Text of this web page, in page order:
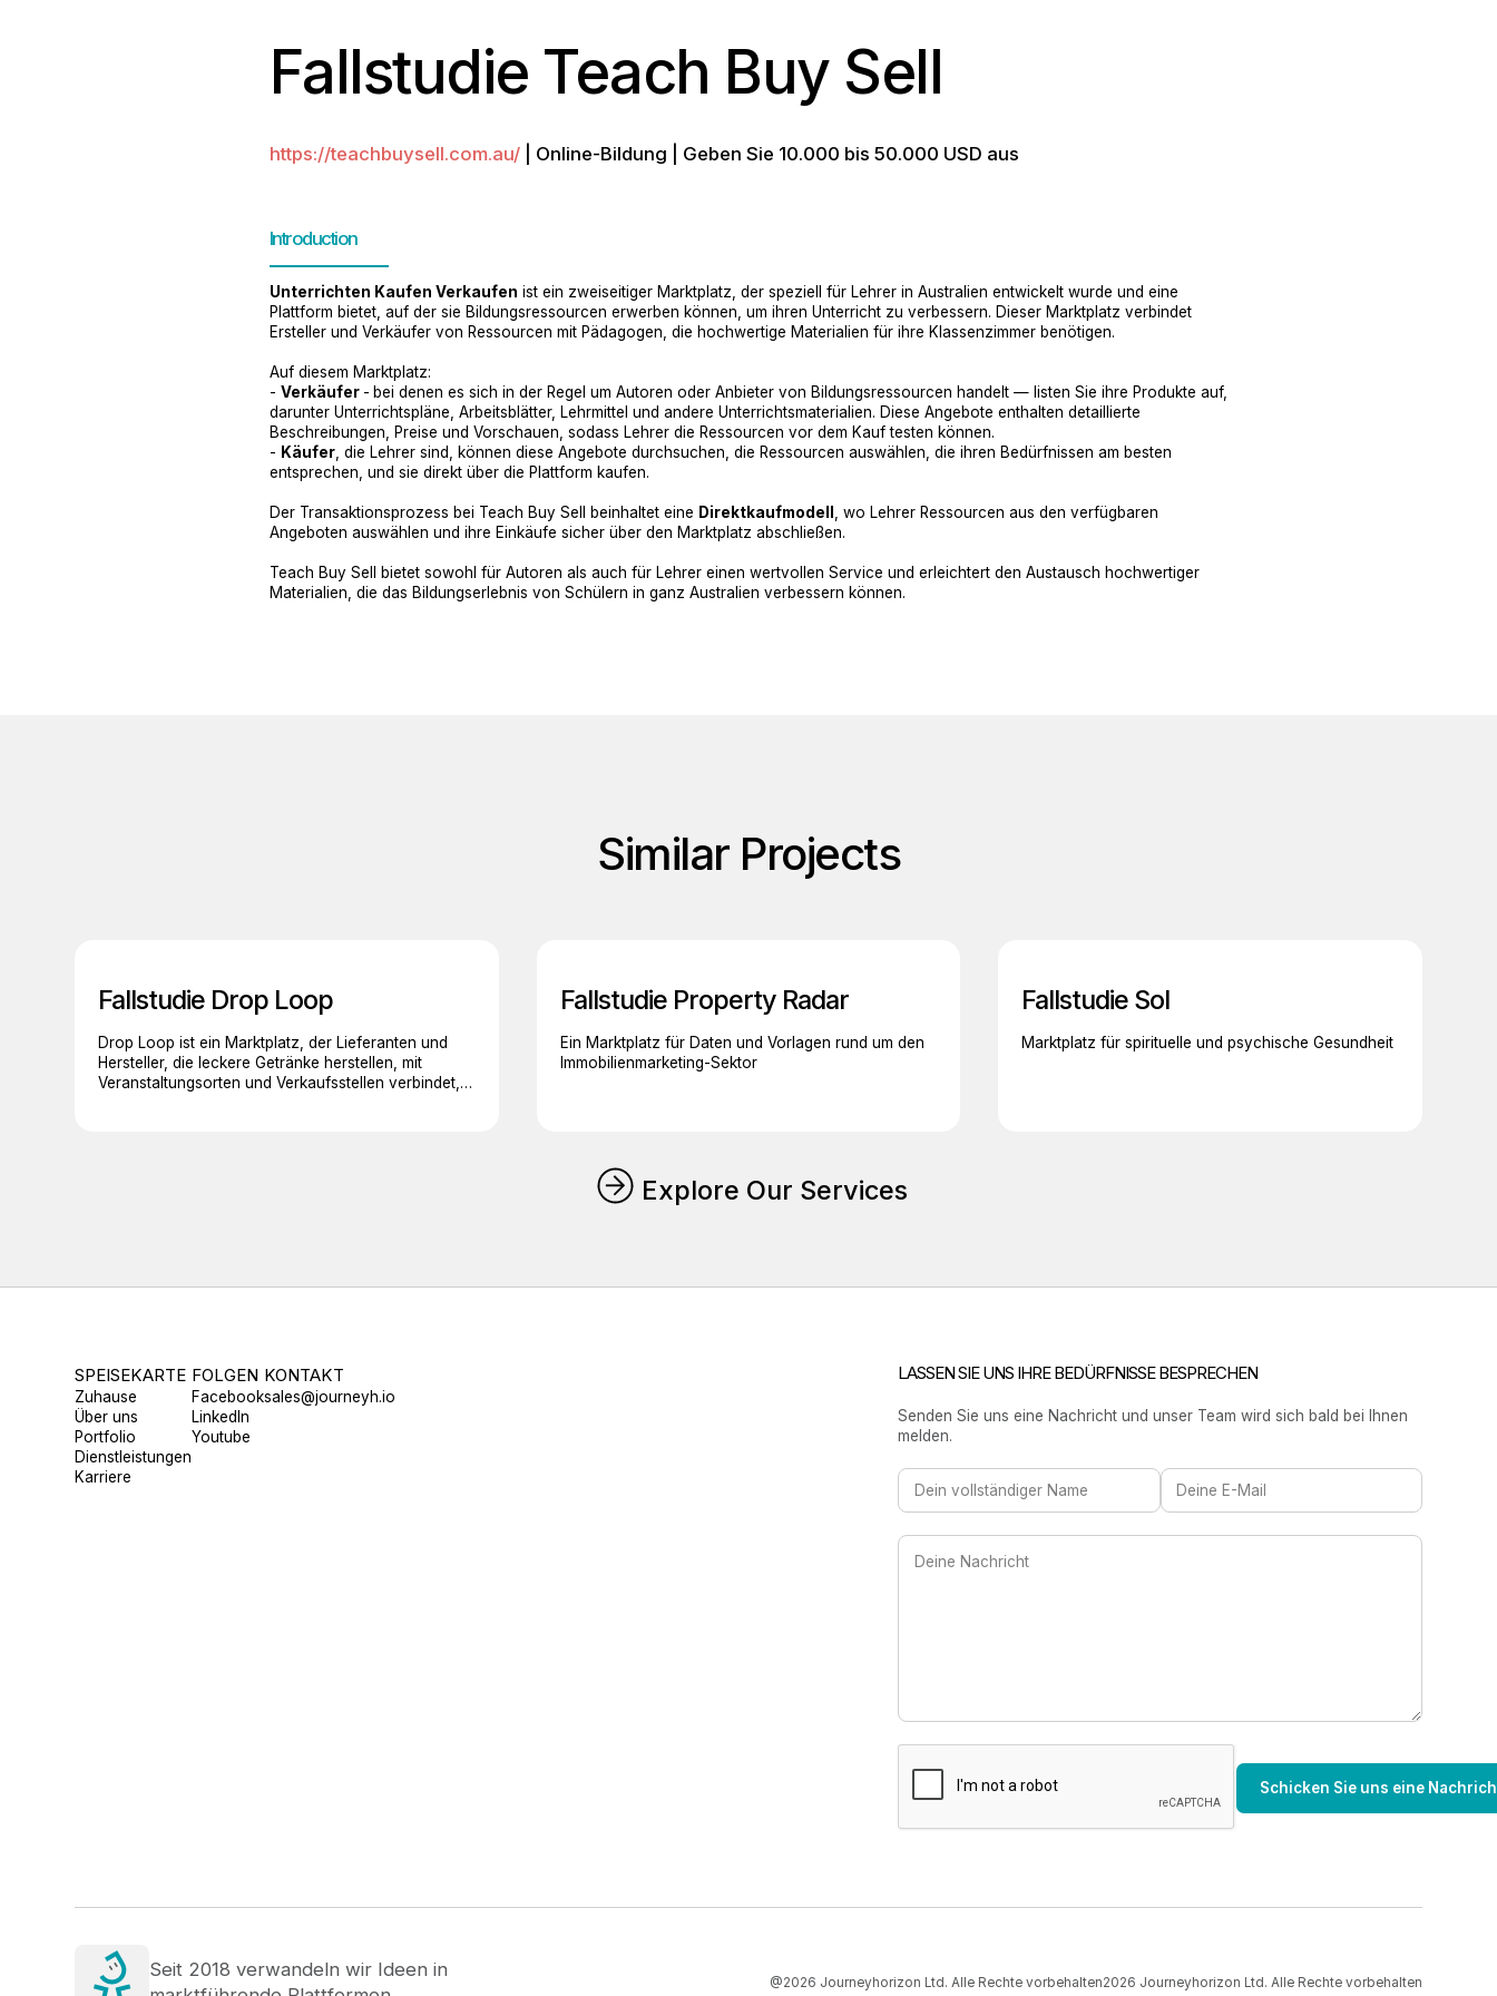
Fallstudie Teach Buy Sell
https://teachbuysell.com.au/| Online-Bildung | Geben Sie 10.000 bis 50.000 USD aus
Introduction
Unterrichten Kaufen Verkaufen ist ein zweiseitiger Marktplatz, der speziell für Lehrer in Australien entwickelt wurde und eine
Plattform bietet, auf der sie Bildungsressourcen erwerben können, um ihren Unterricht zu verbessern. Dieser Marktplatz verbindet
Ersteller und Verkäufer von Ressourcen mit Pädagogen, die hochwertige Materialien für ihre Klassenzimmer benötigen.
Auf diesem Marktplatz:
- Verkäufer - bei denen es sich in der Regel um Autoren oder Anbieter von Bildungsressourcen handelt — listen Sie ihre Produkte auf,
darunter Unterrichtspläne, Arbeitsblätter, Lehrmittel und andere Unterrichtsmaterialien. Diese Angebote enthalten detaillierte
Beschreibungen, Preise und Vorschauen, sodass Lehrer die Ressourcen vor dem Kauf testen können.
- Käufer, die Lehrer sind, können diese Angebote durchsuchen, die Ressourcen auswählen, die ihren Bedürfnissen am besten
entsprechen, und sie direkt über die Plattform kaufen.
Der Transaktionsprozess bei Teach Buy Sell beinhaltet eine Direktkaufmodell
, wo Lehrer Ressourcen aus den verfügbaren
Angeboten auswählen und ihre Einkäufe sicher über den Marktplatz abschließen.
Teach Buy Sell bietet sowohl für Autoren als auch für Lehrer einen wertvollen Service und erleichtert den Austausch hochwertiger
Materialien, die das Bildungserlebnis von Schülern in ganz Australien verbessern können.
Similar Projects
Fallstudie Drop Loop
Drop Loop ist ein Marktplatz, der Lieferanten und
Hersteller, die leckere Getränke herstellen, mit
Veranstaltungsorten und Verkaufsstellen verbindet,
Fallstudie Property Radar
Ein Marktplatz für Daten und Vorlagen rund um den
Immobilienmarketing-Sektor
Fallstudie Sol
Marktplatz für spirituelle und psychische Gesundheit
Explore Our Services
SPEISEKARTE
Zuhause
Über uns
Portfolio
Dienstleistungen
Karriere
FOLGEN
Facebook
LinkedIn
Youtube
KONTAKT
sales@journeyh.io
LASSEN SIE UNS IHRE BEDÜRFNISSE BESPRECHEN
Senden Sie uns eine Nachricht und unser Team wird sich bald bei Ihnen
melden.
Seit 2018 verwandeln wir Ideen in
@2026 Journeyhorizon Ltd. Alle Rechte vorbehalten2026 Journeyhorizon Ltd. Alle Rechte vorbehalten